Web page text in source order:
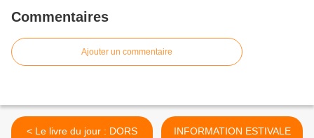
Commentaires
Ajouter un commentaire
< Le livre du jour : DORS
INFORMATION ESTIVALE